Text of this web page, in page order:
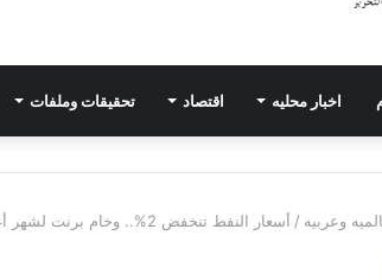
اخبار محليه اقتصاد تحقيقات وملفات
وعربيه / أسعار النفط تنخفض 2%.. وخام برنت لشهر أغسطس فوق 88 دولارًا